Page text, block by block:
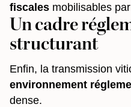
fiscales mobilisables
Un cadre
structurant
Enfin, la transmission
environnement
dense.